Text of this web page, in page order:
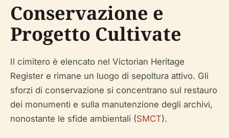
Conservazione e
Progetto Cultivate
Il cimitero è elencato nel Victorian Heritage
Register e rimane un luogo di sepoltura attivo. Gli
sforzi di conservazione si concentrano sul restauro
dei monumenti e sulla manutenzione degli archivi,
nonostante le sfide ambientali (SMCT).